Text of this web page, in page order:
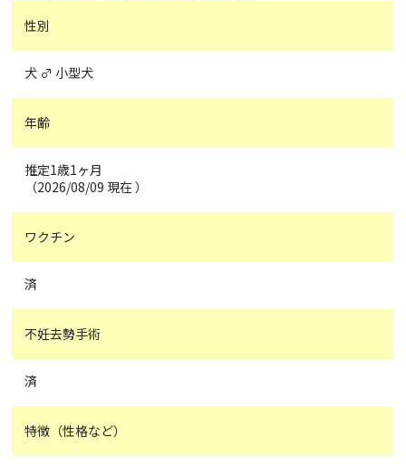
性別
犬 ♂ 小型犬
年齢
推定1歳1ヶ月
（2026/08/09 現在 ）
ワクチン
済
不妊去勢手術
済
特徴（性格など）